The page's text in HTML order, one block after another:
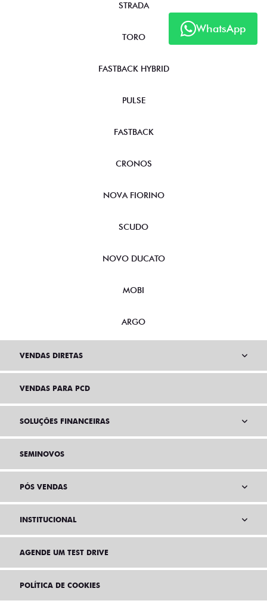
WhatsApp
STRADA
TORO
FASTBACK HYBRID
PULSE
FASTBACK
CRONOS
NOVA FIORINO
SCUDO
NOVO DUCATO
MOBI
ARGO
VENDAS DIRETAS
VENDAS PARA PCD
SOLUÇÕES FINANCEIRAS
SEMINOVOS
PÓS VENDAS
INSTITUCIONAL
AGENDE UM TEST DRIVE
POLÍTICA DE COOKIES